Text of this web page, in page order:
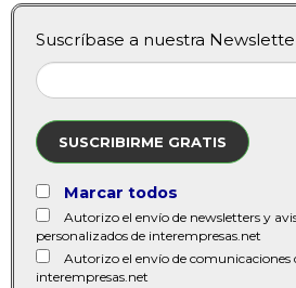
Suscríbase a nuestra
SUSCRIBIRME GRATIS
Marcar todos
Autorizo el envío de newsletters y
personalizados de interempresas.net
Autorizo el envío de comunicaciones
interempresas.net